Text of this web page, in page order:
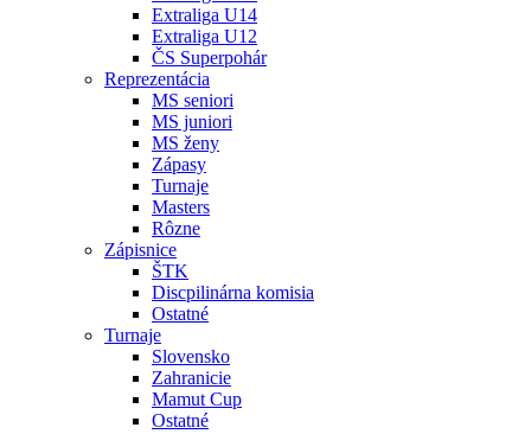
Extraliga U14
Extraliga U12
ČS Superpohár
Reprezentácia
MS seniori
MS juniori
MS ženy
Zápasy
Turnaje
Masters
Rôzne
Zápisnice
ŠTK
Discpilinárna komisia
Ostatné
Turnaje
Slovensko
Zahranicie
Mamut Cup
Ostatné